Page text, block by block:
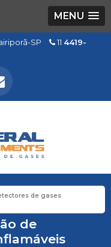
MENU
SP 11 4419-
de gases
de